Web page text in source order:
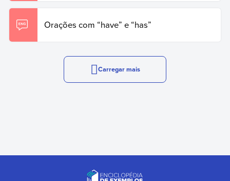
Orações com “have” e “has”
Carregar mais